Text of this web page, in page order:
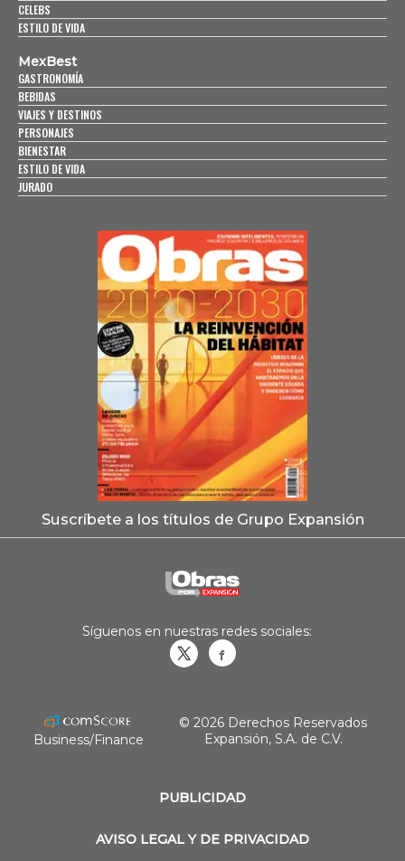
CELEBS
ESTILO DE VIDA
MexBest
GASTRONOMÍA
BEBIDAS
VIAJES Y DESTINOS
PERSONAJES
BIENESTAR
ESTILO DE VIDA
JURADO
Suscríbete a los títulos de Grupo Expansión
PUBLICIDAD
AVISO LEGAL Y DE PRIVACIDAD
Síguenos en nuestras redes sociales:
Business/Finance
© 2026 Derechos Reservados
Expansión, S.A. de C.V.